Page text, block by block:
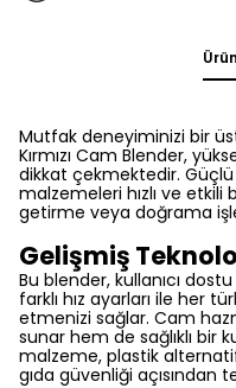
Mutfak deneyiminizi bir
Kırmızı Cam Blender,
dikkat çekmektedir.
malzemeleri hızlı ve etkili
getirme veya doğrama
Gelişmiş
Bu blender, kullanıcı
farklı hız ayarları ile her
etmenizi sağlar. Cam
sunar hem de sağlıklı bir
malzeme, plastik
gıda güvenliği açısından